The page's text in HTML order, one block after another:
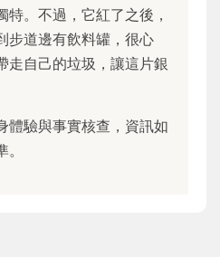
。不過，它紅了之後，
步道邊有飲料罐，很心
走自己的垃圾，讓這片銀
體驗與事實核查，資訊如